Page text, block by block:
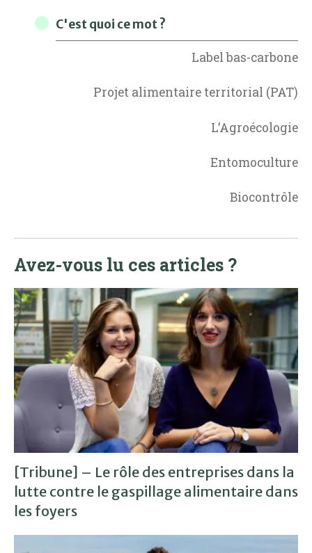
C'est quoi ce mot ?
Label bas-carbone
Projet alimentaire territorial (PAT)
L’Agroécologie
Entomoculture
Biocontrôle
Avez-vous lu ces articles ?
[Tribune] – Le rôle des entreprises dans la
lutte contre le gaspillage alimentaire dans
les foyers